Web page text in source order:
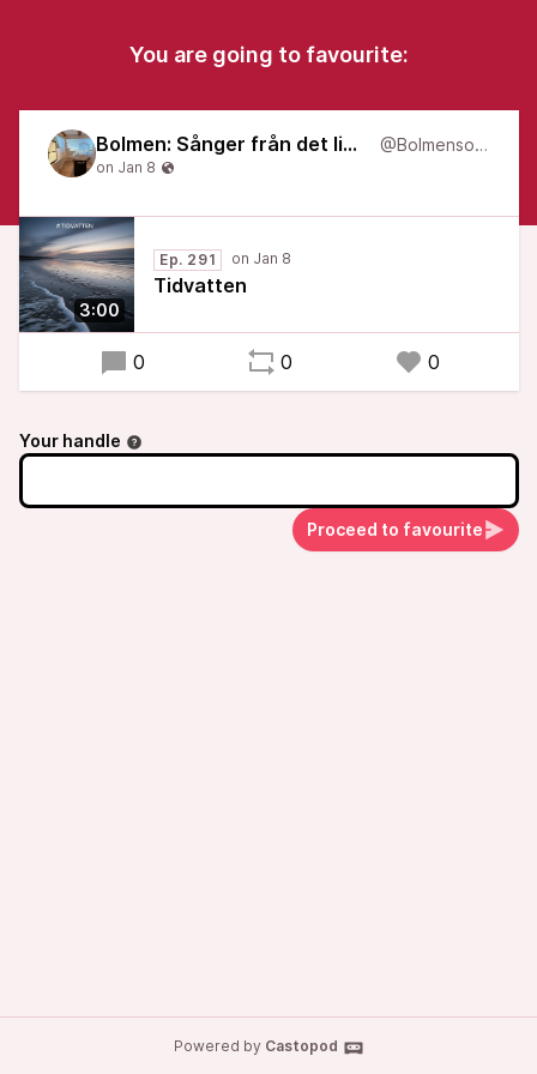
You are going to favourite:
Bolmen: Sånger från det liminala @Bolmensongs
3:00
Ep. 291
Tidvatten
0 0 0
Your handle
Proceed to favourite
Powered by Castopod